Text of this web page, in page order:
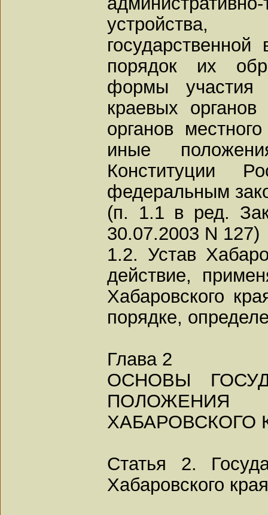
государственной
порядок их
формы участия
краевых органов
органов
иные
Конституции
федеральным
(п. 1.1 в ред.
30.07.2003 N 127)
1.2. Устав
действие,
Хабаровского
порядке,
Глава 2
ОСНОВЫ
ПОЛОЖЕНИЯ
ХАБАРОВСКОГО
Статья 2.
Хабаровского края